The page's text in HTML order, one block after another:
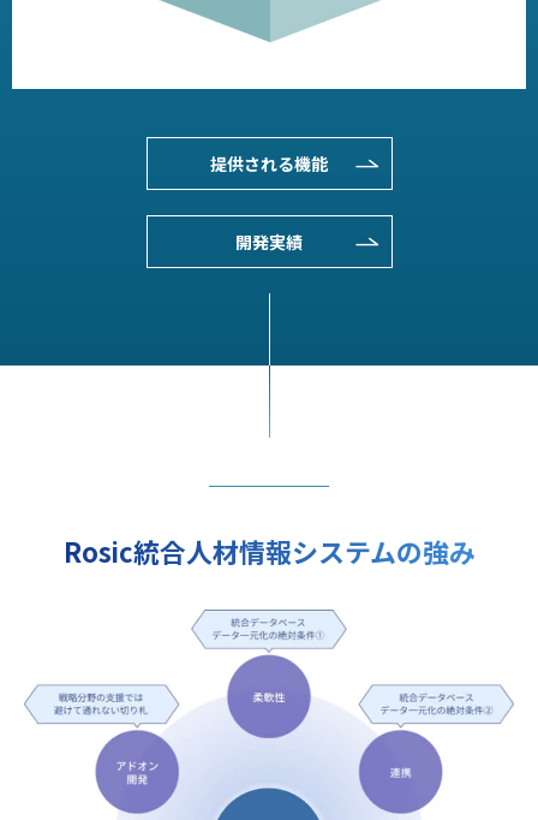
提供される機能
開発実績
Rosic統合人材情報システムの強み